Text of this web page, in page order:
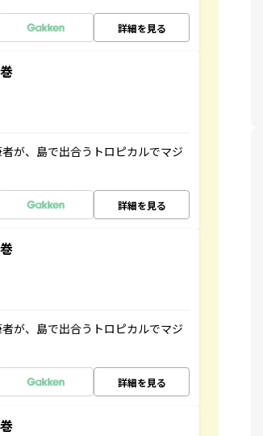
詳細を見る
が、島で出合うトロピカルでマジ
詳細を見る
が、島で出合うトロピカルでマジ
詳細を見る